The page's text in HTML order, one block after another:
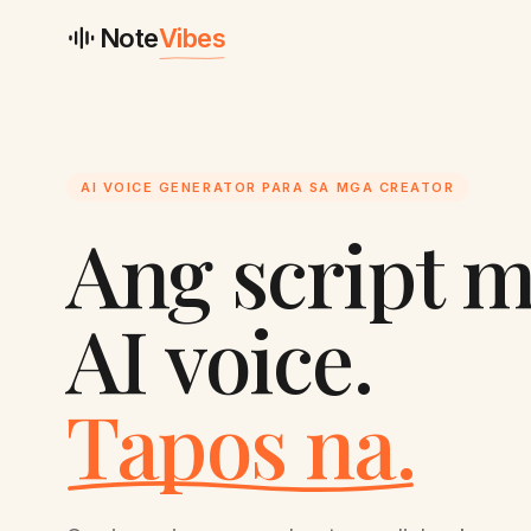
NoteVibes
AI VOICE GENERATOR PARA SA MGA CREATOR
Ang script
AI voice.
Tapos na.